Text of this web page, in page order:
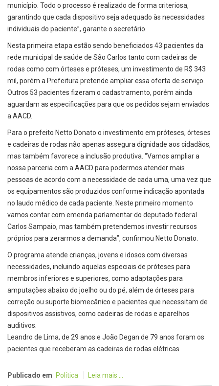
município. Todo o processo é realizado de forma criteriosa,
garantindo que cada dispositivo seja adequado às necessidades
individuais do paciente”, garante o secretário.
Nesta primeira etapa estão sendo beneficiados 43 pacientes da
rede municipal de saúde de São Carlos tanto com cadeiras de
rodas como com órteses e próteses, um investimento de R$ 343
mil, porém a Prefeitura pretende ampliar essa oferta de serviço.
Outros 53 pacientes fizeram o cadastramento, porém ainda
aguardam as especificações para que os pedidos sejam enviados
a AACD.
Para o prefeito Netto Donato o investimento em próteses, órteses
e cadeiras de rodas não apenas assegura dignidade aos cidadãos,
mas também favorece a inclusão produtiva. “Vamos ampliar a
nossa parceria com a AACD para podermos atender mais
pessoas de acordo com a necessidade de cada uma, uma vez que
os equipamentos são produzidos conforme indicação apontada
no laudo médico de cada paciente. Neste primeiro momento
vamos contar com emenda parlamentar do deputado federal
Carlos Sampaio, mas também pretendemos investir recursos
próprios para zerarmos a demanda”, confirmou Netto Donato.
O programa atende crianças, jovens e idosos com diversas
necessidades, incluindo aquelas especiais de próteses para
membros inferiores e superiores, como adaptações para
amputações abaixo do joelho ou do pé, além de órteses para
correção ou suporte biomecânico e pacientes que necessitam de
dispositivos assistivos, como cadeiras de rodas e aparelhos
auditivos.
Leandro de Lima, de 29 anos e João Degan de 79 anos foram os
pacientes que receberam as cadeiras de rodas elétricas.
Publicado em Política Leia mais ...